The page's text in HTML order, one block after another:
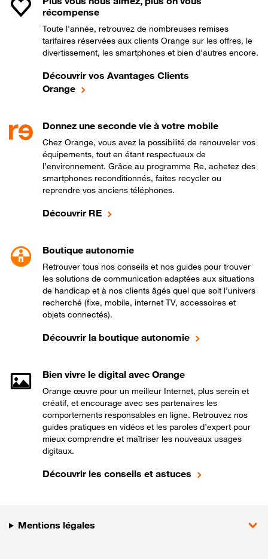
récompense
Toute l'année, retrouvez de nombreuses remises
tarifaires réservées aux clients Orange sur les offres, le
divertissement, les smartphones et bien d'autres encore.
Découvrir vos Avantages Clients
Orange
Donnez une seconde vie à votre mobile
Chez Orange, vous avez la possibilité de renouveler vos
équipements, tout en étant respectueux de
l’environnement. Grâce au programme Re, achetez des
smartphones reconditionnés, faites recycler ou
reprendre vos anciens téléphones.
Découvrir RE
Boutique autonomie
Retrouver tous nos conseils et nos guides pour trouver
les solutions de communication adaptées aux situations
de handicap et à nos clients âgés quel que soit l’univers
recherché (fixe, mobile, internet TV, accessoires et
objets connectés).
Découvrir la boutique autonomie
Bien vivre le digital avec Orange
Orange œuvre pour un meilleur Internet, plus serein et
créatif, et encourage avec ses partenaires les
comportements responsables en ligne. Retrouvez nos
guides pratiques en vidéos et les paroles d’expert pour
mieux comprendre et maîtriser les nouveaux usages
digitaux.
Découvrir les conseils et astuces
Mentions légales